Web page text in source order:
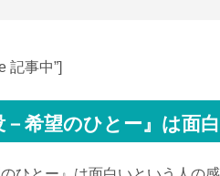
記事中”]
－希望のひとー』は面